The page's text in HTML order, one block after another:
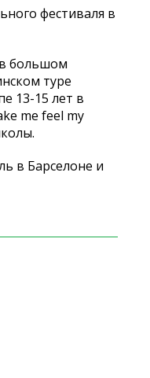
фестиваля в
в большом
туре
13-15 лет в
me feel my
в Барселоне и